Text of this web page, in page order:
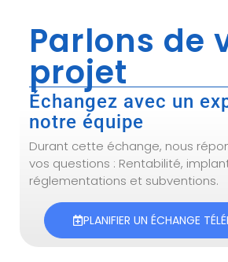
Parlons de
projet
Échangez avec un
notre équipe
Durant cette échange, nous
vos questions : Rentabilité,
réglementations et subventions.
PLANIFIER UN ÉCHANGE